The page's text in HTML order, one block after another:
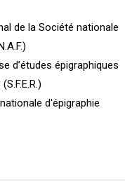
de la Société nationale
d’études épigraphiques
d'épigraphie